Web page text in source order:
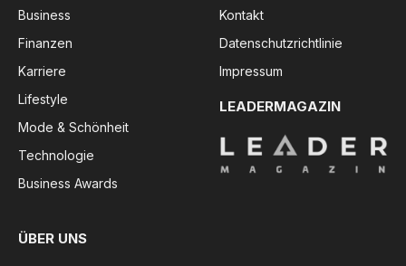
Business
Finanzen
Karriere
Lifestyle
Mode & Schönheit
Technologie
Business Awards
Kontakt
Datenschutzrichtlinie
Impressum
LEADERMAGAZIN
ÜBER UNS